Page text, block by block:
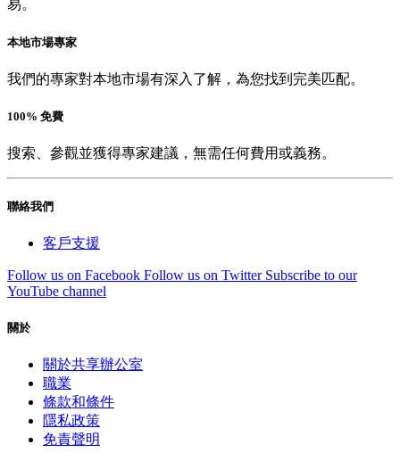
易。
本地市場專家
我們的專家對本地市場有深入了解，為您找到完美匹配。
100% 免費
搜索、參觀並獲得專家建議，無需任何費用或義務。
聯絡我們
客戶支援
Follow us on Facebook Follow us on Twitter Subscribe to our
YouTube channel
關於
關於共享辦公室
職業
條款和條件
隱私政策
免責聲明